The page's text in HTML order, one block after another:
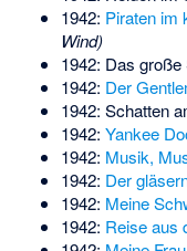
1942: Piraten im
Wind)
1942: Das große
1942: Der
1942: Schatten
1942: Yankee
1942: Musik,
1942: Der
1942: Meine
1942: Reise aus